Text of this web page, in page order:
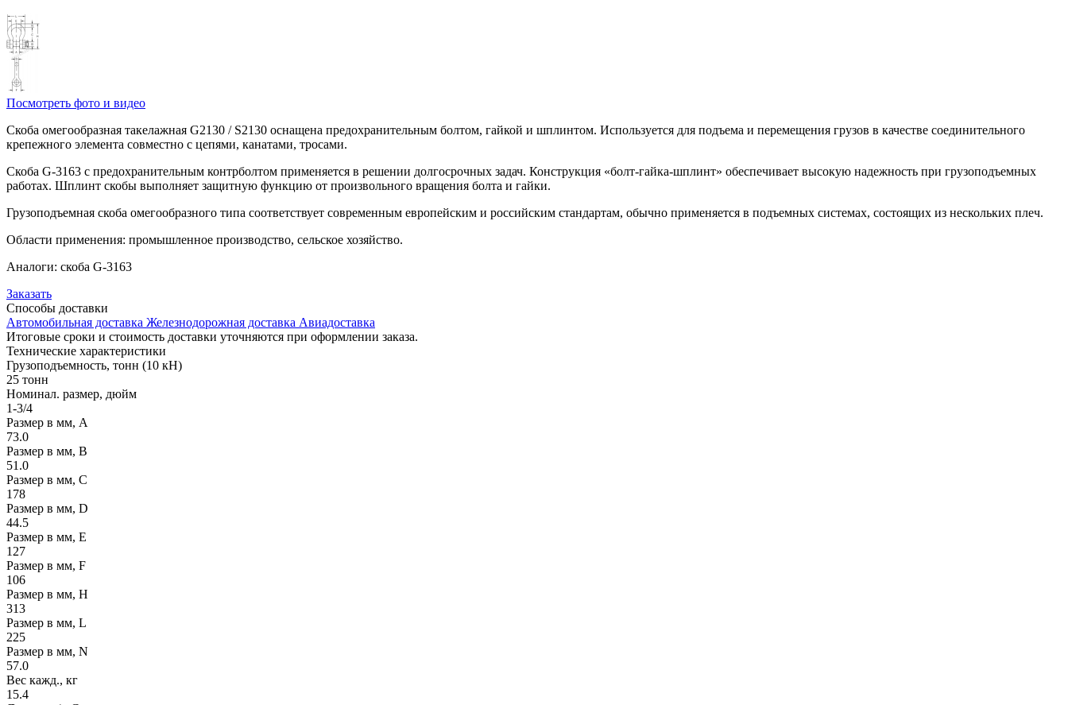
Посмотреть фото и видео
Скоба омегообразная такелажная G2130 / S2130 оснащена предохранительным болтом, гайкой и шплинтом. Используется для подъема и перемещения грузов в качестве соединительного
крепежного элемента совместно с цепями, канатами, тросами.
Скоба G-3163 с предохранительным контрболтом применяется в решении долгосрочных задач. Конструкция «болт-гайка-шплинт» обеспечивает высокую надежность при грузоподъемных
работах. Шплинт скобы выполняет защитную функцию от произвольного вращения болта и гайки.
Грузоподъемная скоба омегообразного типа соответствует современным европейским и российским стандартам, обычно применяется в подъемных системах, состоящих из нескольких плеч.
Области применения: промышленное производство, сельское хозяйство.
Аналоги: скоба G-3163
Заказать
Способы доставки
Автомобильная доставка Железнодорожная доставка Авиадоставка
Итоговые сроки и стоимость доставки уточняются при оформлении заказа.
Технические характеристики
Грузоподъемность, тонн (10 кН)
25 тонн
Номинал. размер, дюйм
1-3/4
Размер в мм, А
73.0
Размер в мм, В
51.0
Размер в мм, С
178
Размер в мм, D
44.5
Размер в мм, Е
127
Размер в мм, F
106
Размер в мм, Н
313
Размер в мм, L
225
Размер в мм, N
57.0
Вес кажд., кг
15.4